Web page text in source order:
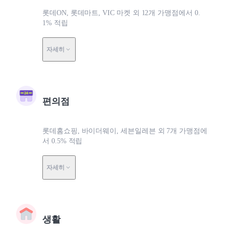
롯데ON, 롯데마트, VIC 마켓 외 12개 가맹점에서 0.
1% 적립
자세히
편의점
롯데홈쇼핑, 바이더웨이, 세븐일레븐 외 7개 가맹점에
서 0.5% 적립
자세히
생활